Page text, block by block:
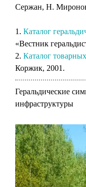
Сержан, Н.
1. Каталог
«Вестник
2. Каталог
Коржик, 2001.
Геральдические
инфраструктуры